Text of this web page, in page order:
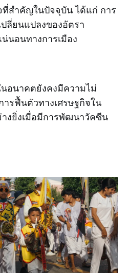
ที่สำคัญในปัจจุบัน ได้แก่ การ
ลี่ยนแปลงของอัตรา
นอนทางการเมือง
อนาคตยังคงมีความไม่
รฟื้นตัวทางเศรษฐกิจใน
างยิ่งเมื่อมีการพัฒนาวัคซีน